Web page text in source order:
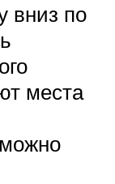
вниз по
места